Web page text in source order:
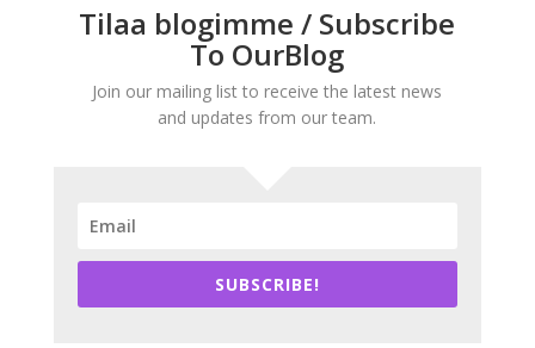
Tilaa blogimme / Subscribe
To OurBlog
Join our mailing list to receive the latest news
and updates from our team.
SUBSCRIBE!